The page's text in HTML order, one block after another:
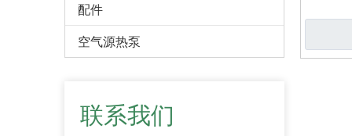
配件
空气源热泵
联系我们